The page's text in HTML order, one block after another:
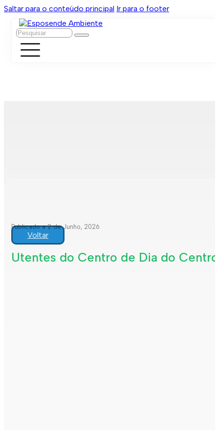
Saltar para o conteúdo principal Ir para o footer
Pesquisar
Publicado a 2 de Junho, 2026
Voltar
Utentes do Centro de Dia do